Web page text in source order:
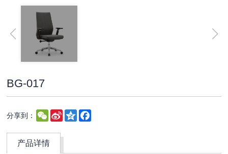
BG-017
分享到： WeChat
Sina
Weibo
Qzone
产品详情